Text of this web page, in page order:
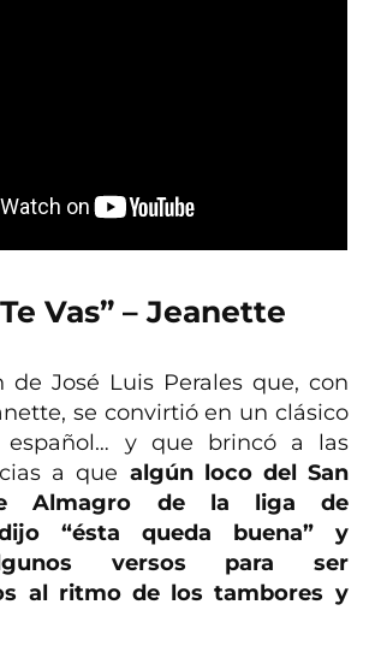
Vas” – Jeanette
de José Luis Perales que, con
se convirtió en un clásico
y que brincó a las
a que algún loco del San
Almagro de la liga de
“ésta queda buena” y
versos para ser
al ritmo de los tambores y